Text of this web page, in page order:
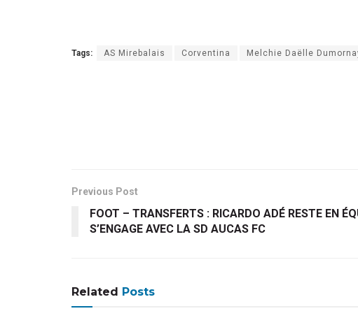
Tags: AS Mirebalais Corventina Melchie Daëlle
Previous Post
FOOT – TRANSFERTS : RICARDO ADÉ RESTE EN
S’ENGAGE AVEC LA SD AUCAS FC
Related Posts